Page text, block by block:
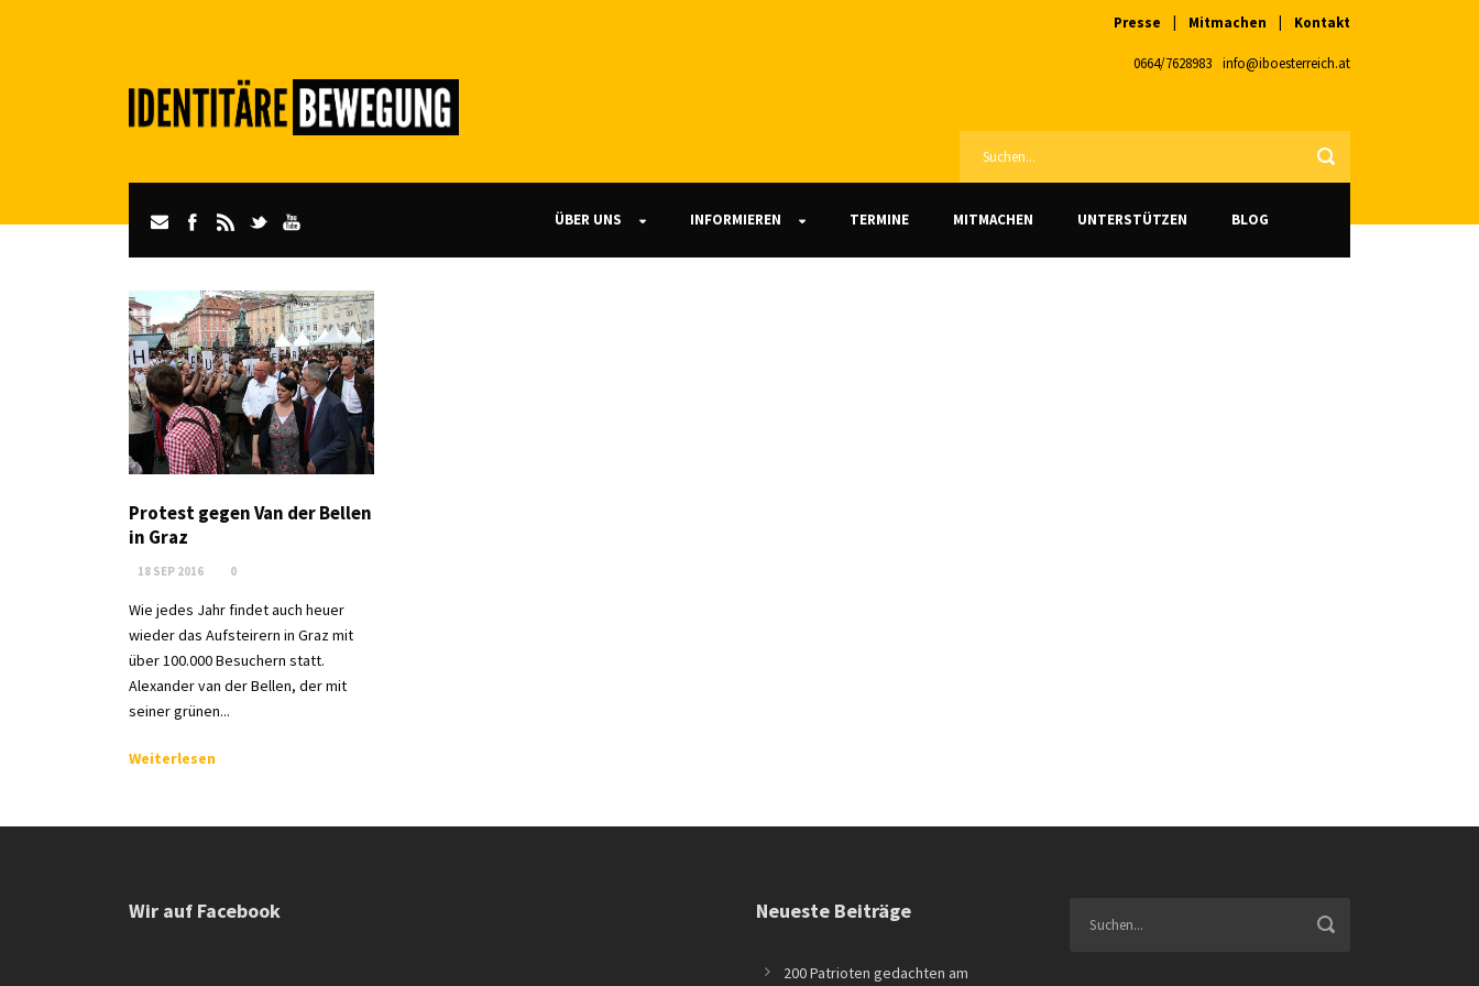
Presse Mitmachen Kontakt
0664/7628983 info@iboesterreich.at
ÜBER UNS INFORMIEREN TERMINE MITMACHEN UNTERSTÜTZEN BLOG
Protest gegen Van der Bellen
in Graz
18 SEP 2016 0
Wie jedes Jahr findet auch heuer
wieder das Aufsteirern in Graz mit
über 100.000 Besuchern statt.
Alexander van der Bellen, der mit
seiner grünen...
Weiterlesen
Wir auf Facebook Neueste Beiträge
200 Patrioten gedachten am